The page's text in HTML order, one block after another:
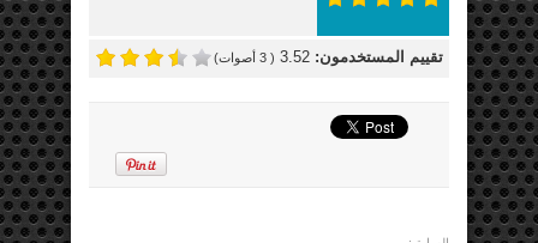
تقييم المستخدمون: 3.52
(
3 أصوات)